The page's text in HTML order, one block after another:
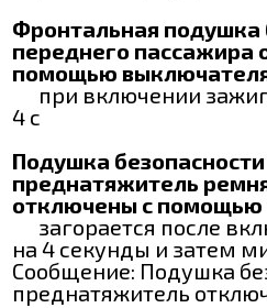
Фронтальная подушка
переднего пассажира
помощью
при включении
4 с
Подушка
преднатяжитель
отключены с помощью
загорается после
на 4 секунды и затем
Сообщение: Подушка
преднатяжитель